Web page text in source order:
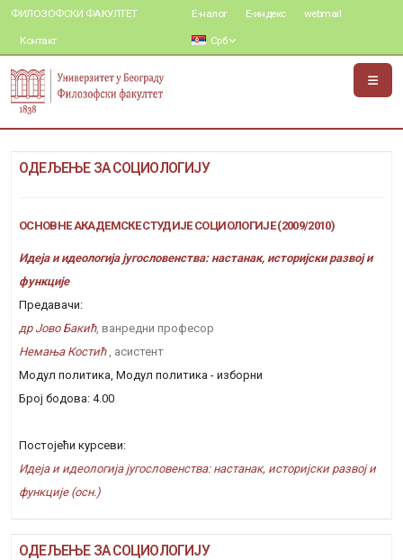
ФИЛОЗОФСКИ ФАКУЛТЕТ
Контакт
Е-налог Е-индекс webmail
Срб
ОДЕЉЕЊЕ ЗА СОЦИОЛОГИЈУ
ОСНОВНЕ АКАДЕМСКЕ СТУДИЈЕ СОЦИОЛОГИЈЕ (2009/2010)
Идеја и идеологија југословенства: настанак, историјски развој и
функције
Предавачи:
др Јово Бакић, ванредни професор
Немања Костић, асистент
Модул политика, Модул политика - изборни
Број бодова: 4.00
Постојећи курсеви:
Идеја и идеологија југословенства: настанак, историјски развој и
функције (осн.)
ОДЕЉЕЊЕ ЗА СОЦИОЛОГИЈУ